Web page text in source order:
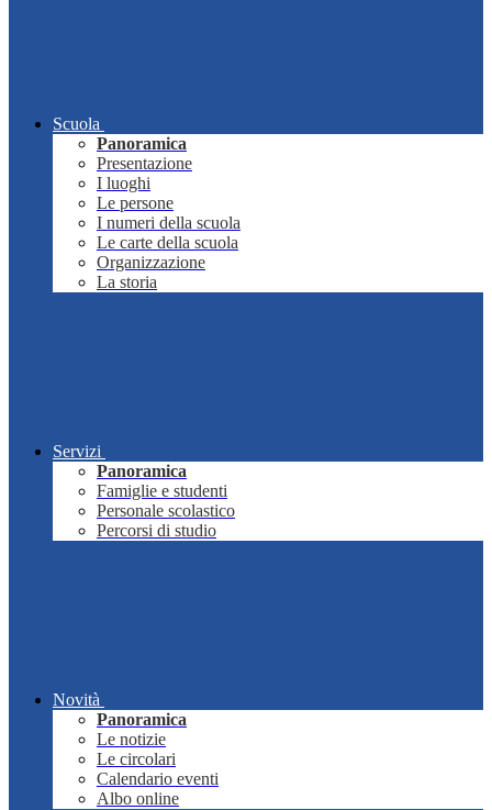
Scuola
Panoramica
Presentazione
I luoghi
Le persone
I numeri della scuola
Le carte della scuola
Organizzazione
La storia
Servizi
Panoramica
Famiglie e studenti
Personale scolastico
Percorsi di studio
Novità
Panoramica
Le notizie
Le circolari
Calendario eventi
Albo online